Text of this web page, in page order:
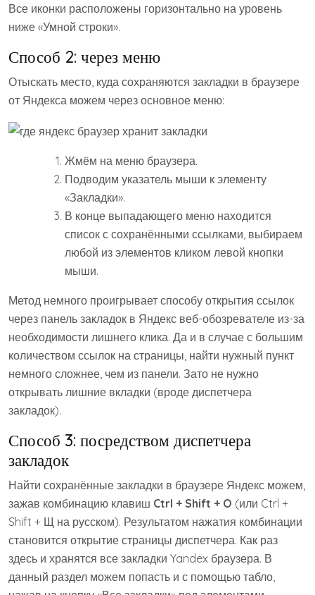
Все иконки расположены горизонтально на уровень
ниже «Умной строки».
Способ 2: через меню
Отыскать место, куда сохраняются закладки в браузере
от Яндекса можем через основное меню:
Жмём на меню браузера.
Подводим указатель мыши к элементу
«Закладки».
В конце выпадающего меню находится
список с сохранёнными ссылками, выбираем
любой из элементов кликом левой кнопки
мыши.
Метод немного проигрывает способу открытия ссылок
через панель закладок в Яндекс веб-обозревателе из-за
необходимости лишнего клика. Да и в случае с большим
количеством ссылок на страницы, найти нужный пункт
немного сложнее, чем из панели. Зато не нужно
открывать лишние вкладки (вроде диспетчера
закладок).
Способ 3: посредством диспетчера
закладок
Найти сохранённые закладки в браузере Яндекс можем,
зажав комбинацию клавиш Ctrl + Shift + O (или Ctrl +
Shift + Щ на русском). Результатом нажатия комбинации
становится открытие страницы диспетчера. Как раз
здесь и хранятся все закладки Yandex браузера. В
данный раздел можем попасть и с помощью табло,